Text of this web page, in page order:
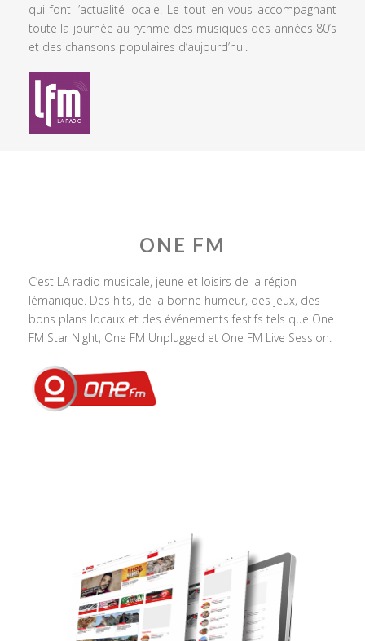
qui font l’actualité locale. Le tout en vous accompagnant
toute la journée au rythme des musiques des années 80’s
et des chansons populaires d’aujourd’hui.
ONE FM
C’est LA radio musicale, jeune et loisirs de la région
lémanique. Des hits, de la bonne humeur, des jeux, des
bons plans locaux et des événements festifs tels que One
FM Star Night, One FM Unplugged et One FM Live Session.